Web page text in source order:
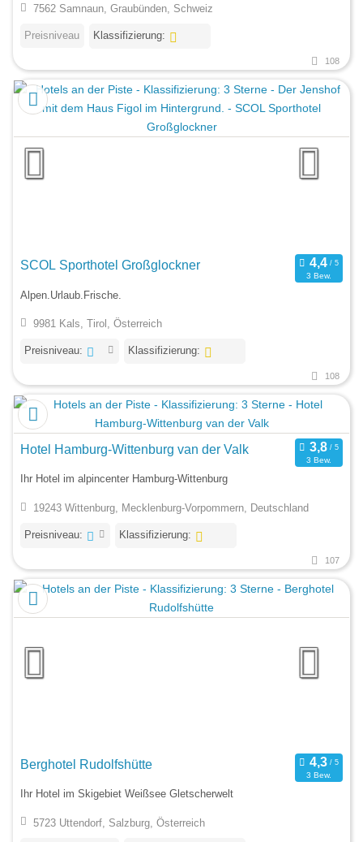
7562 Samnaun, Graubünden, Schweiz
Preisniveau Klassifizierung:
108
SCOL Sporthotel Großglockner
3 Bew.
Alpen.Urlaub.Frische.
9981 Kals, Tirol, Österreich
Preisniveau: Klassifizierung:
108
Hotel Hamburg-Wittenburg van der Valk
3 Bew.
Ihr Hotel im alpincenter Hamburg-Wittenburg
19243 Wittenburg, Mecklenburg-Vorpommern, Deutschland
Preisniveau: Klassifizierung:
107
Berghotel Rudolfshütte
3 Bew.
Ihr Hotel im Skigebiet Weißsee Gletscherwelt
5723 Uttendorf, Salzburg, Österreich